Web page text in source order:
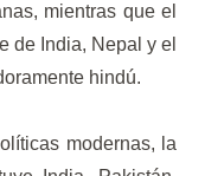
mientras que el
de India, Nepal y el
hindú.
modernas, la